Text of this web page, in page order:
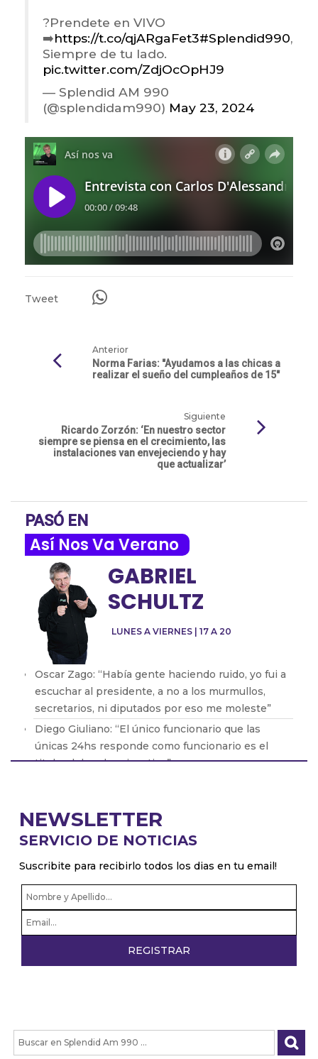
?Prendete en VIVO
➡️https://t.co/qjARgaFet3#Splendid990,
Siempre de tu lado.
pic.twitter.com/ZdjOcOpHJ9
— Splendid AM 990
(@splendidam990) May 23, 2024
Tweet
Anterior
Norma Farias: "Ayudamos a las chicas a
realizar el sueño del cumpleaños de 15"
Siguiente
Ricardo Zorzón: ‘En nuestro sector
siempre se piensa en el crecimiento, las
instalaciones van envejeciendo y hay
que actualizar’
PASÓ EN
Así Nos Va Verano
LUNES A VIERNES | 17 A 20
GABRIEL
SCHULTZ
Oscar Zago: “Había gente haciendo ruido, yo fui a
escuchar al presidente, a no a los murmullos,
secretarios, ni diputados por eso me moleste”
Diego Giuliano: “El único funcionario que las
únicas 24hs responde como funcionario es el
titular del poder ejecutivo”
Patricio Giusto: “Hice una nota crítica sobre Milei
con datos objetivos y a la tarde me la borraron de
Pablo Juliano: “Los radicales con peluca
confirman que no sirven para nada”
NEWSLETTER
SERVICIO DE NOTICIAS
Suscribite para recibirlo todos los dias en tu email!